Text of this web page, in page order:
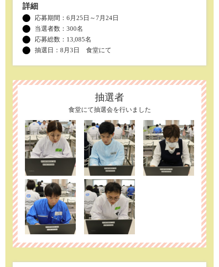
詳細
応募期間：6月25日～7月24日
当選者数：300名
応募総数：13,085名
抽選日：8月3日 食堂にて
抽選者
食堂にて抽選会を行いました